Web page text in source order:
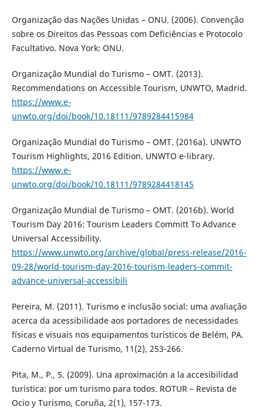
Organização das Nações Unidas – ONU. (2006). Convenção
sobre os Direitos das Pessoas com Deficiências e Protocolo
Facultativo. Nova York: ONU.
Organização Mundial do Turismo – OMT. (2013).
Recommendations on Accessible Tourism, UNWTO, Madrid.
https://www.e-
unwto.org/doi/book/10.18111/9789284415984
Organização Mundial do Turismo – OMT. (2016a). UNWTO
Tourism Highlights, 2016 Edition. UNWTO e-library.
https://www.e-
unwto.org/doi/book/10.18111/9789284418145
Organização Mundial de Turismo – OMT. (2016b). World
Tourism Day 2016: Tourism Leaders Committ To Advance
Universal Accessibility.
https://www.unwto.org/archive/global/press-release/2016-
09-28/world-tourism-day-2016-tourism-leaders-commit-
advance-universal-accessibili
Pereira, M. (2011). Turismo e inclusão social: uma avaliação
acerca da acessibilidade aos portadores de necessidades
físicas e visuais nos equipamentos turísticos de Belém, PA.
Caderno Virtual de Turismo, 11(2), 253-266.
Pita, M., P., S. (2009). Una aproximación a la accesibilidad
turística: por um turismo para todos. ROTUR – Revista de
Ocio y Turismo, Coruña, 2(1), 157-173.